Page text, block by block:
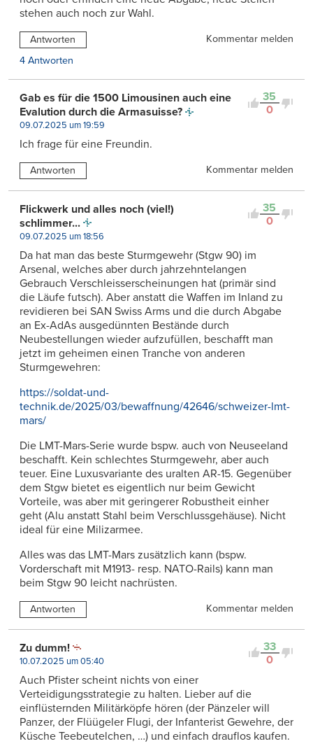
stehen auch noch zur Wahl.
Antworten
Kommentar melden
4 Antworten
35
0
Gab es für die 1500 Limousinen auch eine
Evalution durch die Armasuisse?
09.07.2025 um 19:59
Ich frage für eine Freundin.
Antworten Kommentar melden
35
0
Flickwerk und alles noch (viel!)
schlimmer...
09.07.2025 um 18:56
Da hat man das beste Sturmgewehr (Stgw 90) im
Arsenal, welches aber durch jahrzehntelangen
Gebrauch Verschleisserscheinungen hat (primär sind
die Läufe futsch). Aber anstatt die Waffen im Inland zu
revidieren bei SAN Swiss Arms und die durch Abgabe
an Ex-AdAs ausgedünnten Bestände durch
Neubestellungen wieder aufzufüllen, beschafft man
jetzt im geheimen einen Tranche von anderen
Sturmgewehren:
https://soldat-und-
technik.de/2025/03/bewaffnung/42646/schweizer-lmt-
mars/
Die LMT-Mars-Serie wurde bspw. auch von Neuseeland
beschafft. Kein schlechtes Sturmgewehr, aber auch
teuer. Eine Luxusvariante des uralten AR-15. Gegenüber
dem Stgw bietet es eigentlich nur beim Gewicht
Vorteile, was aber mit geringerer Robustheit einher
geht (Alu anstatt Stahl beim Verschlussgehäuse). Nicht
ideal für eine Milizarmee.
Alles was das LMT-Mars zusätzlich kann (bspw.
Vorderschaft mit M1913- resp. NATO-Rails) kann man
beim Stgw 90 leicht nachrüsten.
Antworten Kommentar melden
33
0
Zu dumm!
10.07.2025 um 05:40
Auch Pfister scheint nichts von einer
Verteidigungsstrategie zu halten. Lieber auf die
einflüsternden Militärköpfe hören (der Pänzeler will
Panzer, der Flüügeler Flugi, der Infanterist Gewehre, der
Küsche Teebeutelchen, …) und einfach drauflos kaufen.